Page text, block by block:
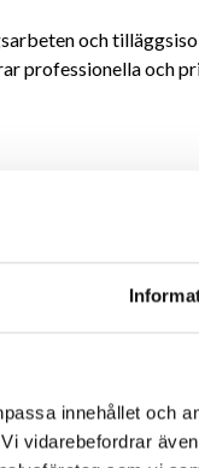
innehållet och
vidarebefordrar
och
professionella och
Sala levererar
kundgaranti som
arbeten i minst 10 år!